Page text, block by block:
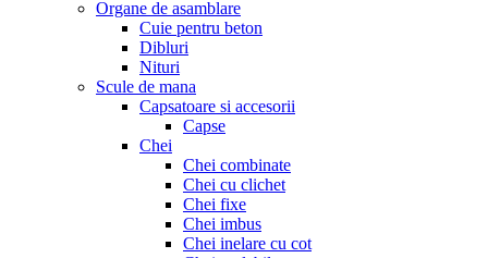
Organe de asamblare
Cuie pentru beton
Dibluri
Nituri
Scule de mana
Capsatoare si accesorii
Capse
Chei
Chei combinate
Chei cu clichet
Chei fixe
Chei imbus
Chei inelare cu cot